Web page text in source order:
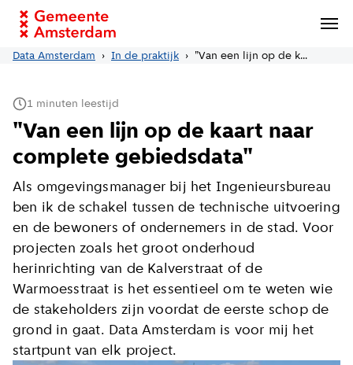
Data
Data Amsterdam In de praktijk "Van een lijn op de kaart naar complete gebiedsdata"
1 minuten leestijd
"Van een lijn op de kaart naar
complete gebiedsdata"
Als omgevingsmanager bij het Ingenieursbureau
ben ik de schakel tussen de technische uitvoering
en de bewoners of ondernemers in de stad. Voor
projecten zoals het groot onderhoud
herinrichting van de Kalverstraat of de
Warmoesstraat is het essentieel om te weten wie
de stakeholders zijn voordat de eerste schop de
grond in gaat. Data Amsterdam is voor mij het
startpunt van elk project.